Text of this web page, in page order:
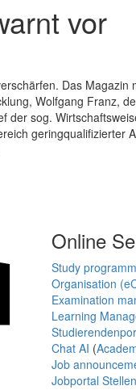
vor
Das Magazin
Wolfgang Franz,
der sog.
geringqualifizierter
Online
Study
Organisation
Examination
Learning
Chat AI (
Job
Jobportal